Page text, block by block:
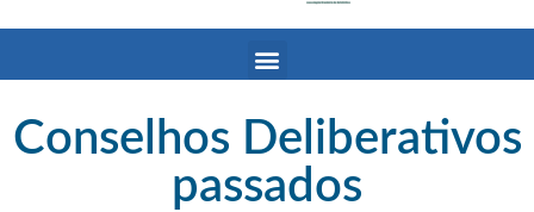
Conselhos Deliberativos
passados